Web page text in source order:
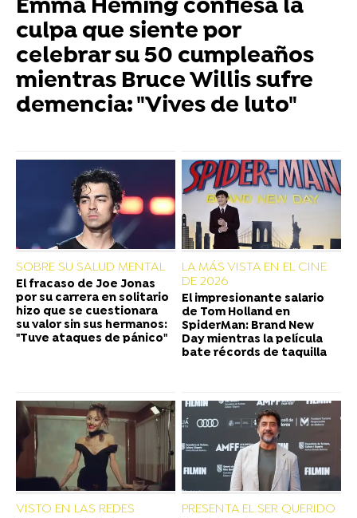
Emma Heming confiesa la
culpa que siente por
celebrar su 50 cumpleaños
mientras Bruce Willis sufre
demencia: "Vives de luto"
SOBRE SU SALUD MENTAL
El fracaso de Joe Jonas
por su carrera en solitario
hizo que se cuestionara
su valor sin sus hermanos:
"Tuve ataques de pánico"
LA MÁS VISTA EN EL CINE
DE 2026
El impresionante salario
de Tom Holland en
SpiderMan: Brand New
Day mientras la película
bate récords de taquilla
VISTO EN LAS REDES PRESENTA EL SER QUERIDO